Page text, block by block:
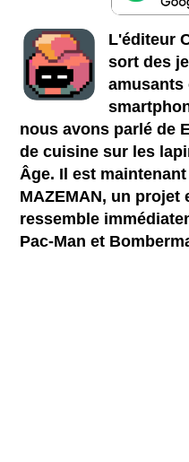
L'éditeur
sort des
amusants
nous avons parlé de
de cuisine sur les
Âge. Il est
MAZEMAN, un projet
ressemble
Pac-Man et